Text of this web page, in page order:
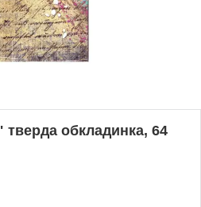
тверда обкладинка, 64